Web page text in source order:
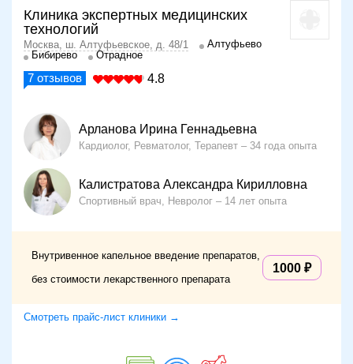
Клиника экспертных медицинских
технологий
Москва, ш. Алтуфьевское, д. 48/1
Алтуфьево
Бибирево
Отрадное
7 отзывов 4.8
Арланова Ирина Геннадьевна
Кардиолог, Ревматолог, Терапевт 34 года опыта
Калистратова Александра Кирилловна
Спортивный врач, Невролог 14 лет опыта
Внутривенное капельное введение препаратов,
без стоимости лекарственного препарата
1000
Смотреть прайс-лист клиники →